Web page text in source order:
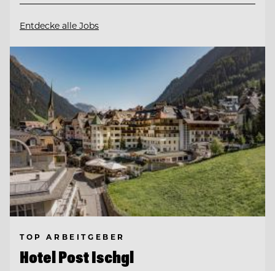
Entdecke alle Jobs
TOP ARBEITGEBER
Hotel Post Ischgl